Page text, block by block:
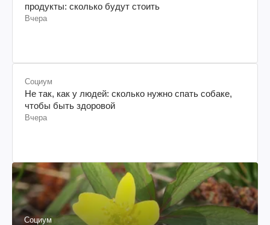
продукты: сколько будут стоить
Вчера
Социум
Не так, как у людей: сколько нужно спать собаке,
чтобы быть здоровой
Вчера
Социум